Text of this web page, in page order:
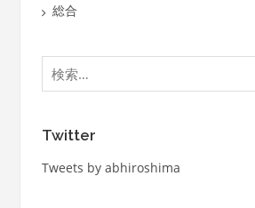
総合
検
索:
Twitter
Tweets by abhiroshima